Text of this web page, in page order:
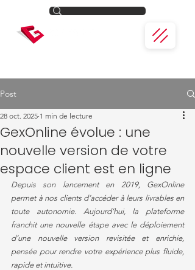
Post
GexOnline évolue : une
nouvelle version de votre
espace client est en ligne
28 oct. 2025 1 min de lecture
Depuis son lancement en 2019, GexOnline
permet à nos clients d’accéder à leurs livrables en
toute autonomie. Aujourd’hui, la plateforme
franchit une nouvelle étape avec le déploiement
d’une nouvelle version revisitée et enrichie,
pensée pour rendre votre expérience plus fluide,
rapide et intuitive.